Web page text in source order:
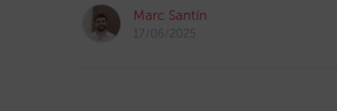
Marc Santín
17/06/2025